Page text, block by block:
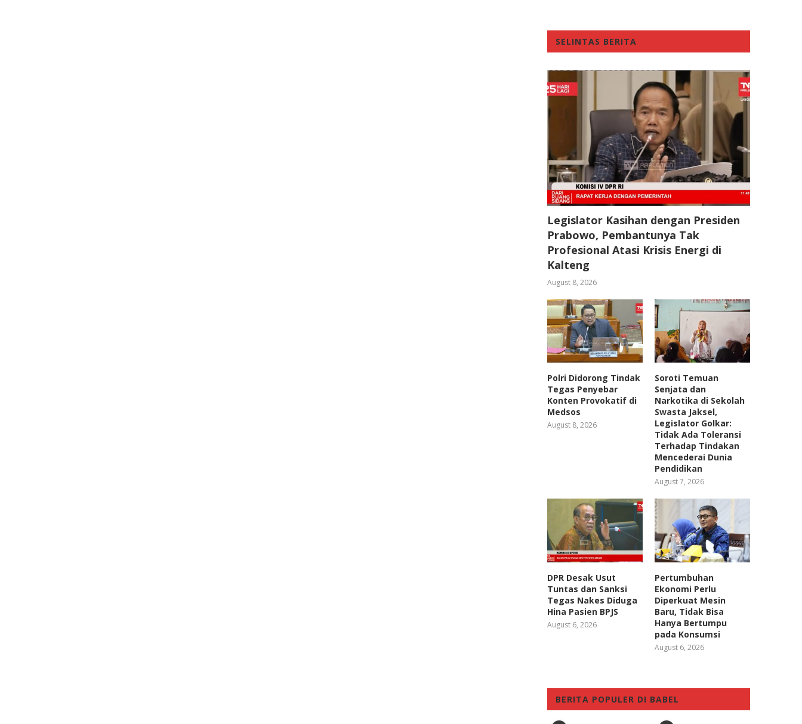
SELINTAS BERITA
Legislator Kasihan dengan Presiden
Prabowo, Pembantunya Tak
Profesional Atasi Krisis Energi di
Kalteng
August 8, 2026
Polri Didorong Tindak
Tegas Penyebar
Konten Provokatif di
Medsos
August 8, 2026
Soroti Temuan
Senjata dan
Narkotika di Sekolah
Swasta Jaksel,
Legislator Golkar:
Tidak Ada Toleransi
Terhadap Tindakan
Mencederai Dunia
Pendidikan
August 7, 2026
DPR Desak Usut
Tuntas dan Sanksi
Tegas Nakes Diduga
Hina Pasien BPJS
August 6, 2026
Pertumbuhan
Ekonomi Perlu
Diperkuat Mesin
Baru, Tidak Bisa
Hanya Bertumpu
pada Konsumsi
August 6, 2026
BERITA POPULER DI BABEL